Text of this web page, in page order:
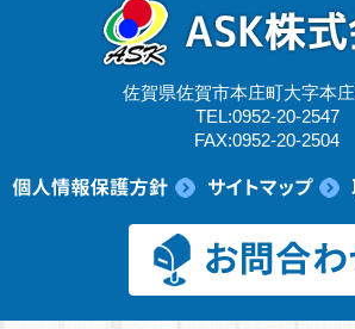
佐賀県佐賀市本庄町大字本
TEL:0952-20-2547
FAX:0952-20-2504